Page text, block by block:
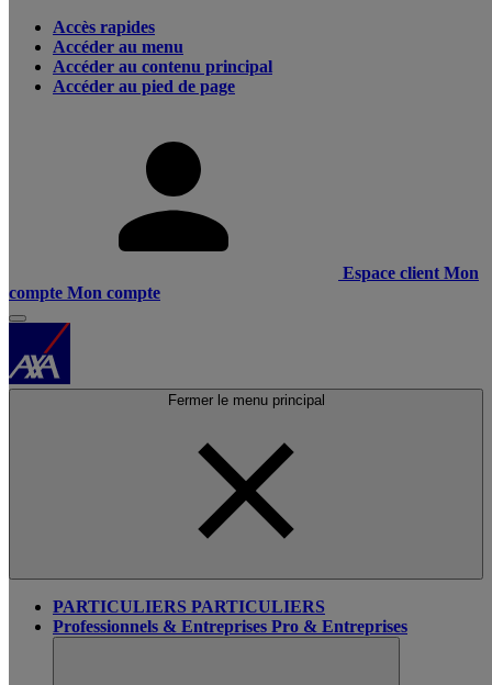
Accès rapides
Accéder au menu
Accéder au contenu principal
Accéder au pied de page
Espace client Mon
compte Mon compte
Fermer le menu principal
PARTICULIERS PARTICULIERS
Professionnels & Entreprises Pro & Entreprises